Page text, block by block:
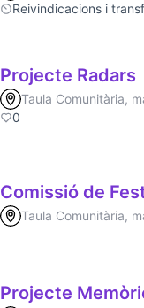
Reivindicacions i
Projecte Radars
Taula Comunitària,
0
Comissió de
Taula Comunitària,
Projecte